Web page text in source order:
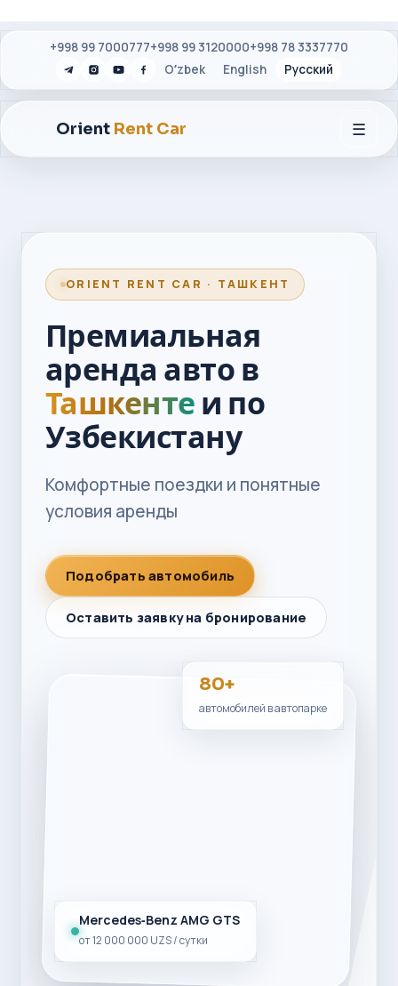
+998 99 7000777+998 99 3120000+998 78 3337770
Oʻzbek
English Русский
Orient Rent Car ☰
ORIENT RENT CAR · ТАШКЕНТ
Премиальная
аренда авто в
Ташкенте и по
Узбекистану
Комфортные поездки и понятные
условия аренды
Подобрать автомобиль
Оставить заявку на бронирование
Mercedes‑Benz AMG GTS
от 12 000 000 UZS / сутки
80+
автомобилей в автопарке